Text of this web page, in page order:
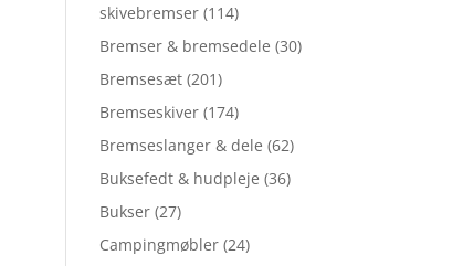
skivebremser (114)
Bremser & bremsedele (30)
Bremsesæt (201)
Bremseskiver (174)
Bremseslanger & dele (62)
Buksefedt & hudpleje (36)
Bukser (27)
Campingmøbler (24)